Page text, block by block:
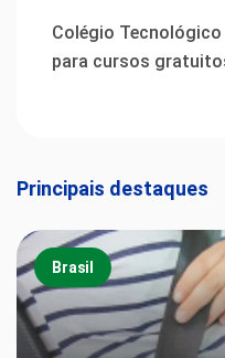
Colégio
para cursos
Principais destaques
Brasil